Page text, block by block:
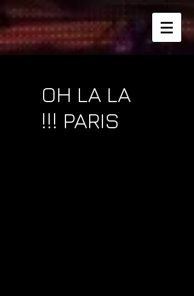
OH LA LA
!!! PARIS